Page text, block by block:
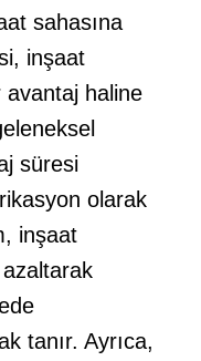
sahasına
inşaat
haline
süresi
olarak
inşaat
tanır. Ayrıca,